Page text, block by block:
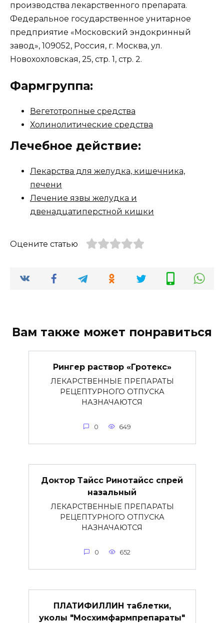
производства лекарственного препарата.
Федеральное государственное унитарное
предприятие «Московский эндокринный
завод», 109052, Россия, г. Москва, ул.
Новохохловская, 25, стр. 1, стр. 2.
Фармгруппа:
Вегетотропные средства
Холинолитические средства
Лечебное действие:
Лекарства для желудка, кишечника,
печени
Лечение язвы желудка и
двенадцатиперстной кишки
Оцените статью
Вам также может понравиться
Рингер раствор «Гротекс»
ЛЕКАРСТВЕННЫЕ ПРЕПАРАТЫ
РЕЦЕПТУРНОГО ОТПУСКА
НАЗНАЧАЮТСЯ
0 649
Доктор Тайсс Ринотайсс спрей
назальный
ЛЕКАРСТВЕННЫЕ ПРЕПАРАТЫ
РЕЦЕПТУРНОГО ОТПУСКА
НАЗНАЧАЮТСЯ
0 652
ПЛАТИФИЛЛИН таблетки,
уколы "Мосхимфармпрепараты"